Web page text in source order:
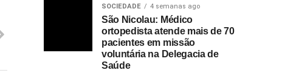
SOCIEDADE 4 semanas ago
São Nicolau: Médico
ortopedista atende mais de 70
pacientes em missão
voluntária na Delegacia de
Saúde